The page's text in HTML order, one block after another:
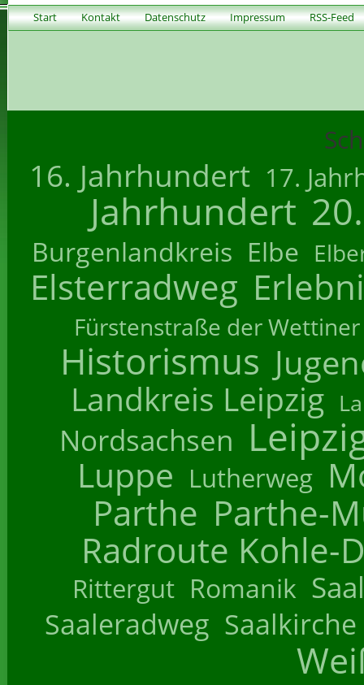
Start Kontakt Datenschutz Impressum RSS-Feed
16. Jahrhundert 17.
Jahrhundert
Burgenlandkreis Elbe
Elsterradweg
Fürstenstraße der Wettiner
Historismus
Landkreis Leipzig
Nordsachsen
Luppe Lutherweg
Parthe Parthe-
Radroute Kohle-
Rittergut Romanik
Saaleradweg Saalkirche